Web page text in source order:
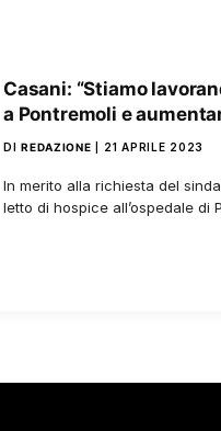
Casani: “Stiamo
a Pontremoli e
DI REDAZIONE 21 APRILE 2023
In merito alla richiesta del
letto di hospice all’ospedale di